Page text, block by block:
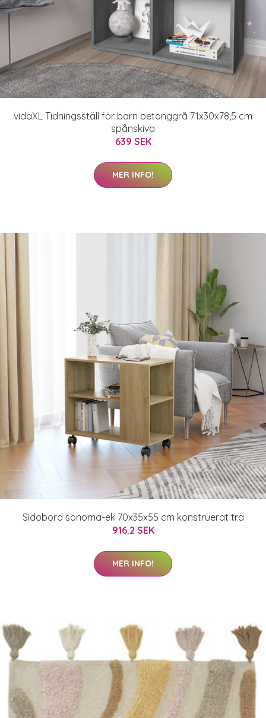
vidaXL Tidningsställ för barn betonggrå 71x30x78,5 cm
spånskiva
639 SEK
MER INFO!
Sidobord sonoma-ek 70x35x55 cm konstruerat trä
916.2 SEK
MER INFO!